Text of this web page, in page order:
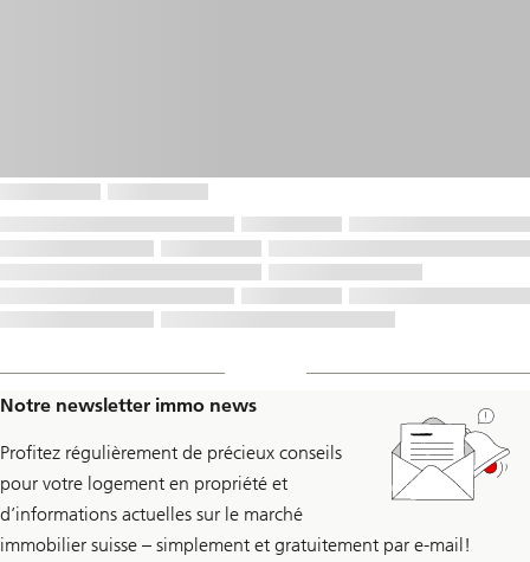
Notre newsletter immo news
Profitez régulièrement de précieux conseils
pour votre logement en propriété et
d’informations actuelles sur le marché
immobilier suisse – simplement et gratuitement par e-mail!